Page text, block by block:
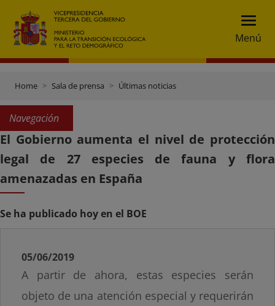
Menú
Home Sala de prensa Últimas noticias
Navegación
El Gobierno aumenta el nivel de protección
legal de 27 especies de fauna y flora
amenazadas en España
Se ha publicado hoy en el BOE
05/06/2019
A partir de ahora, estas especies serán
objeto de una atención especial y requerirán